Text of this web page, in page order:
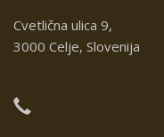
Cvetlična ulica 9,
3000 Celje, Slovenija